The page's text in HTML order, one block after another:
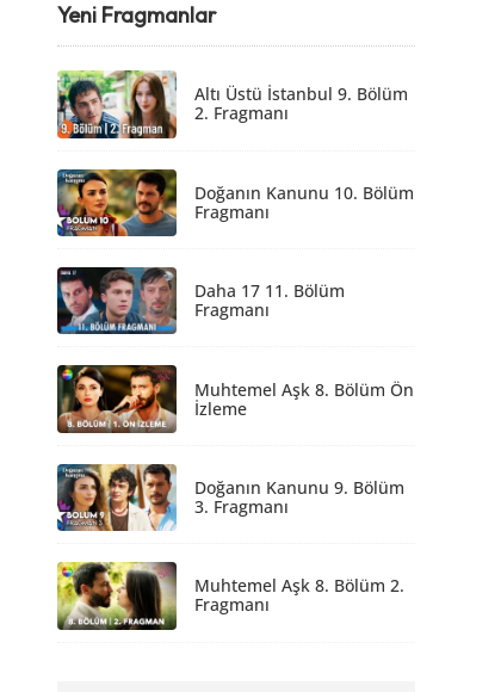
Yeni Fragmanlar
Altı Üstü İstanbul 9. Bölüm
2. Fragmanı
Doğanın Kanunu 10. Bölüm
Fragmanı
Daha 17 11. Bölüm
Fragmanı
Muhtemel Aşk 8. Bölüm Ön
İzleme
Doğanın Kanunu 9. Bölüm
3. Fragmanı
Muhtemel Aşk 8. Bölüm 2.
Fragmanı